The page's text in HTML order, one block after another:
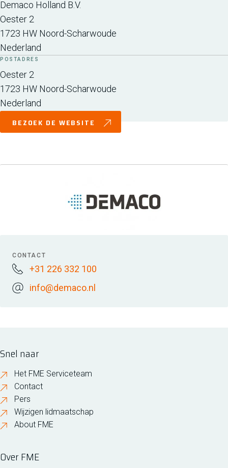
Demaco Holland B.V.
Oester 2
1723 HW Noord-Scharwoude
Nederland
POSTADRES
Oester 2
1723 HW Noord-Scharwoude
Nederland
BEZOEK DE WEBSITE
CONTACT
+31 226 332 100
info@demaco.nl
Snel naar
Het FME Serviceteam
Contact
Pers
Wijzigen lidmaatschap
About FME
Over FME